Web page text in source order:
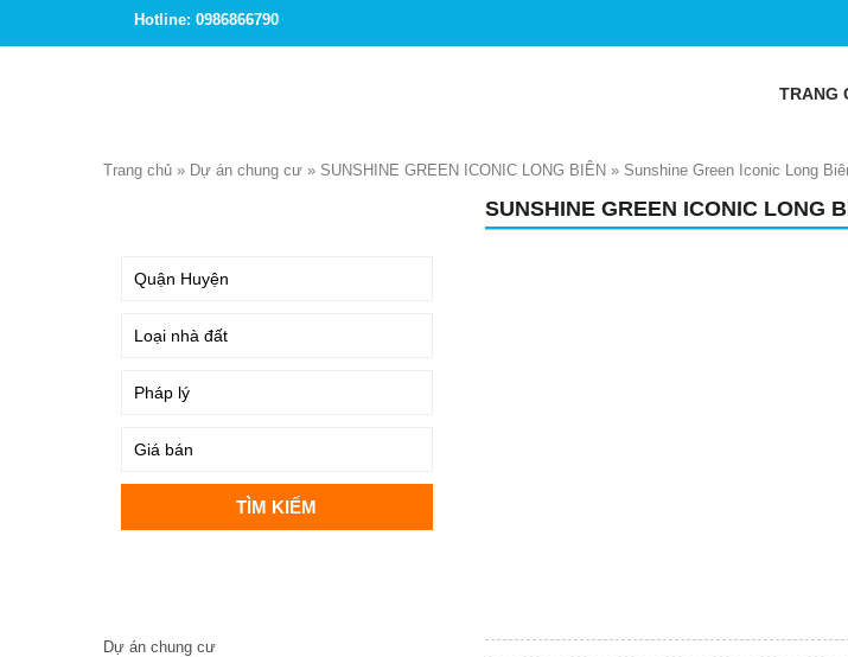
Hotline: 0986866790
TRANG
Trang chủ » Dự án chung cư » SUNSHINE GREEN ICONIC LONG BIÊN » Sunshine Green Iconic Long
SUNSHINE GREEN ICONIC LONG
Dự án chung cư